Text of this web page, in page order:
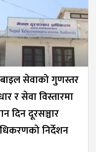
सेवाको गुणस्तर
र सेवा विस्तारमा
दिन दूरसञ्चार
निर्देशन